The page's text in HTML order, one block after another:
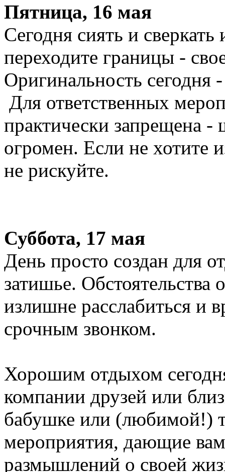
Пятница, 16 мая
Сегодня сиять и
переходите границы -
Оригинальность сегодня
Для ответственных
практически запрещена -
огромен. Если не хотите
не рискуйте.
Суббота, 17 мая
День просто создан для
затишье. Обстоятельства
излишне расслабиться и
срочным звонком.
Хорошим отдыхом
компании друзей или
бабушке или (любимой!)
мероприятия, дающие
размышлений о своей